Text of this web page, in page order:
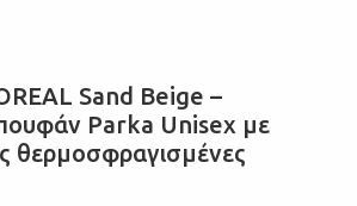
Sand Beige –
Parka Unisex με
θερμοσφραγισμένες